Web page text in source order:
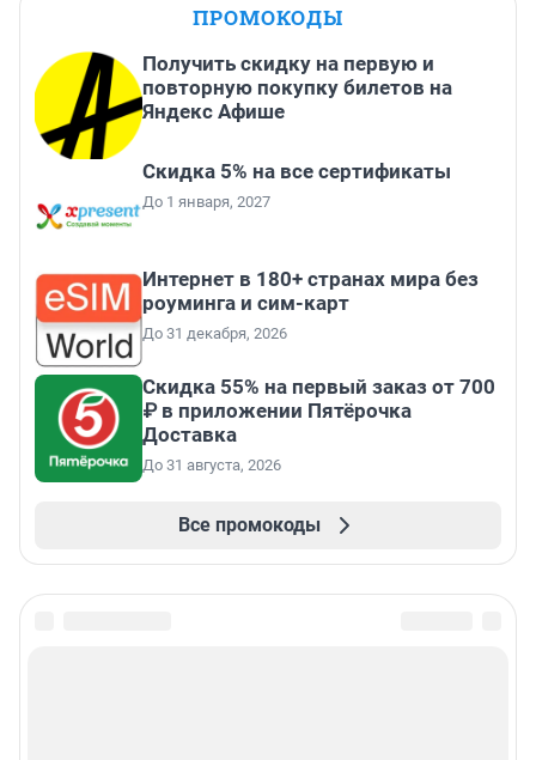
ПРОМОКОДЫ
Получить скидку на первую и
повторную покупку билетов на
Яндекс Афише
Скидка 5% на все сертификаты
До 1 января, 2027
Интернет в 180+ странах мира без
роуминга и сим-карт
До 31 декабря, 2026
Скидка 55% на первый заказ от 700
₽ в приложении Пятёрочка
Доставка
До 31 августа, 2026
Все промокоды